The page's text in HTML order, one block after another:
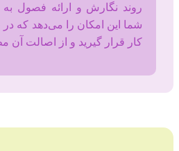
روند نگارش و ارائه فصول
شما این امکان را می‌دهد که
کار قرار گیرید و از اصالت آن